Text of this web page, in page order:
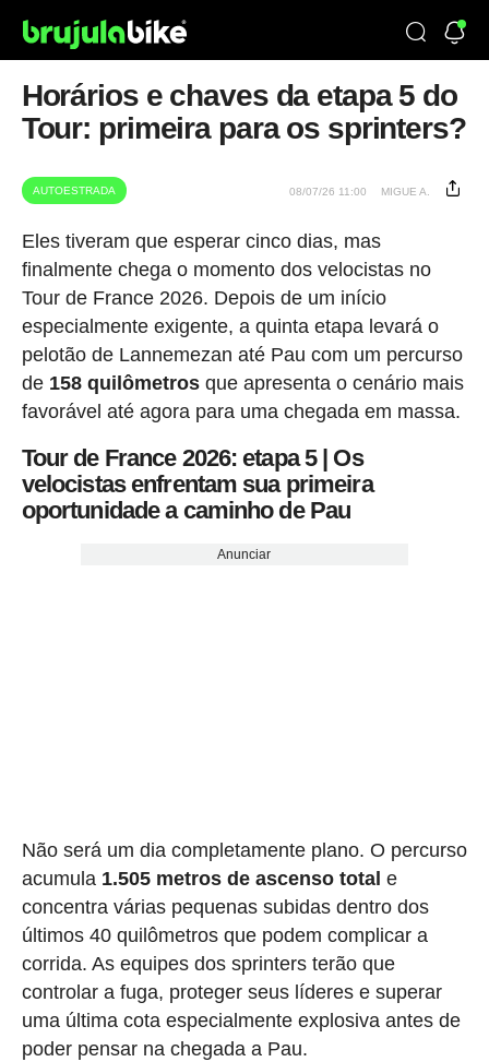
Horários e chaves da etapa 5 do
Tour: primeira para os sprinters?
AUTOESTRADA 08/07/26 11:00 MIGUE A.
Eles tiveram que esperar cinco dias, mas
finalmente chega o momento dos velocistas no
Tour de France 2026. Depois de um início
especialmente exigente, a quinta etapa levará o
pelotão de Lannemezan até Pau com um percurso
de158 quilômetrosque apresenta o cenário mais
favorável até agora para uma chegada em massa.
Tour de France 2026: etapa 5 | Os
velocistas enfrentam sua primeira
oportunidade a caminho de Pau
Anunciar
Não será um dia completamente plano. O percurso
acumula 1.505 metros de ascenso total e
concentra várias pequenas subidas dentro dos
últimos 40 quilômetros que podem complicar a
corrida. As equipes dos sprinters terão que
controlar a fuga, proteger seus líderes e superar
uma última cota especialmente explosiva antes de
poder pensar na chegada a Pau.